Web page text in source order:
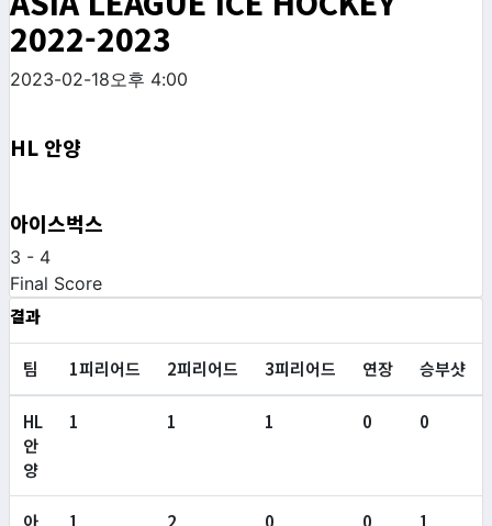
2022-2023
2023-02-18오후 4:00
HL 안양
아이스벅스
3 - 4
Final Score
결과
팀 1피리어드 2피리어드 3피리어드 연장 승부샷
HL
안
양
1 1 1 0 0
아
1 2 0 0 1